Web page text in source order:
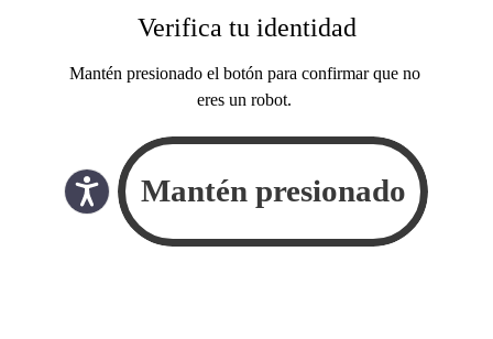
Verifica tu identidad
Mantén presionado el botón para confirmar que no
eres un robot.